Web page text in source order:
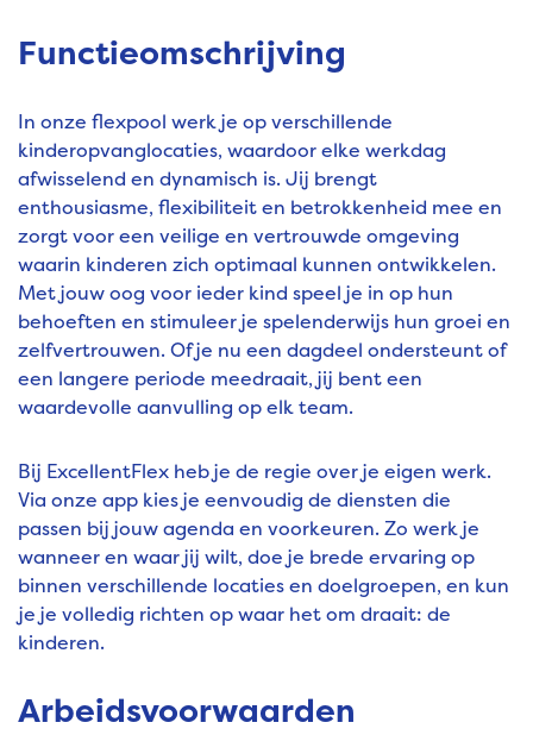
Functieomschrijving
In onze flexpool werk je op verschillende
kinderopvanglocaties, waardoor elke werkdag
afwisselend en dynamisch is. Jij brengt
enthousiasme, flexibiliteit en betrokkenheid mee en
zorgt voor een veilige en vertrouwde omgeving
waarin kinderen zich optimaal kunnen ontwikkelen.
Met jouw oog voor ieder kind speel je in op hun
behoeften en stimuleer je spelenderwijs hun groei en
zelfvertrouwen. Of je nu een dagdeel ondersteunt of
een langere periode meedraait, jij bent een
waardevolle aanvulling op elk team.
Bij ExcellentFlex heb je de regie over je eigen werk.
Via onze app kies je eenvoudig de diensten die
passen bij jouw agenda en voorkeuren. Zo werk je
wanneer en waar jij wilt, doe je brede ervaring op
binnen verschillende locaties en doelgroepen, en kun
je je volledig richten op waar het om draait: de
kinderen.
Arbeidsvoorwaarden